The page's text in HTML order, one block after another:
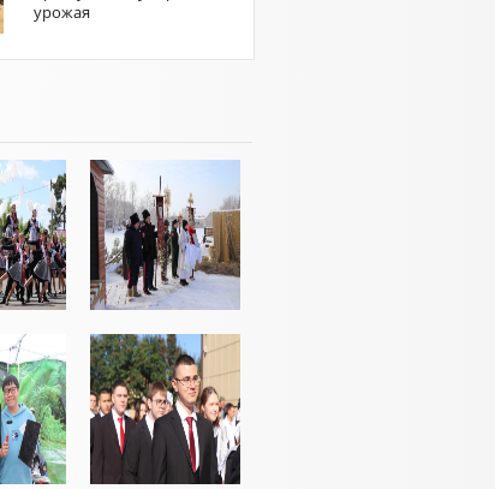
урожая